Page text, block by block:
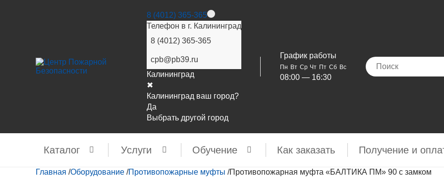
8 (4012) 365-365
Телефон в г. Калининград
8 (4012) 365-365
cpb@pb39.ru
Калининград
✖
Калининград ваш город?
Да
Выбрать другой город
График работы
Пн Вт Ср Чт Пт Сб Вс
08:00 — 16:30
Каталог Услуги Обучение Как заказать Получение и
Главная /Оборудование /Противопожарные муфты /Противопожарная муфта «БАЛТИКА ПМ» 90 с замком